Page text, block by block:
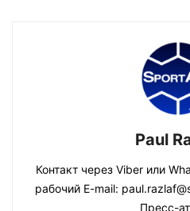
Paul
Контакт через Viber или
рабочий E-mail:
Пресс-